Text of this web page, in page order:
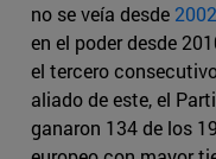
no se veía desde 2002
en el poder desde
el tercero
aliado de este, el
ganaron 134 de los